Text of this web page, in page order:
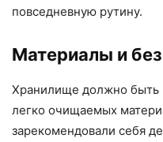
повседневную рутину.
Материалы и
Хранилище должно быть
легко очищаемых
зарекомендовали себя